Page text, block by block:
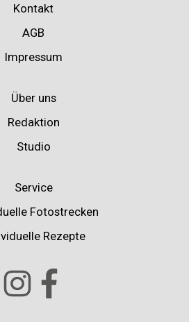
Kontakt
AGB
Impressum
Über uns
Redaktion
Studio
Service
Fotostrecken
Rezepte